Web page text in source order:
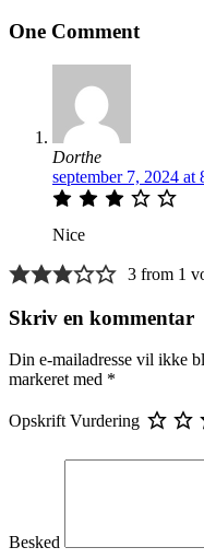
One Comment
Dorthe
september 7, 2024 at
Nice
3 from 1
Skriv en kommentar
Din e-mailadresse vil ikke
markeret med *
Opskrift Vurdering
Besked